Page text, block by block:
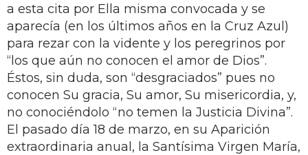
a esta cita por Ella misma convocada y se
aparecía (en los últimos años en la Cruz Azul)
para rezar con la vidente y los peregrinos por
“los que aún no conocen el amor de Dios”.
Éstos, sin duda, son “desgraciados” pues no
conocen Su gracia, Su amor, Su misericordia, y,
no conociéndolo “no temen la Justicia Divina”.
El pasado día 18 de marzo, en su Aparición
extraordinaria anual, la Santísima Virgen María,